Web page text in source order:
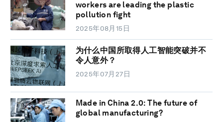
workers are leading the plastic
pollution fight
2025年08月15日
为什么中国所取得人工智能突破并不
令人意外？
2025年07月27日
Made in China 2.0: The future of
global manufacturing?